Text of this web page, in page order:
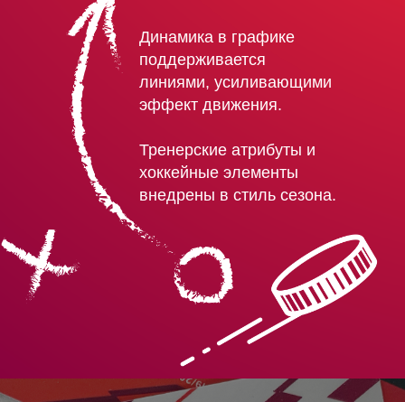
Динамика в графике
поддерживается
линиями, усиливающими
эффект движения.
Тренерские атрибуты и
хоккейные элементы
внедрены в стиль сезона.